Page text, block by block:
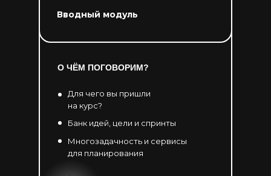
Вводный модуль
О ЧЁМ ПОГОВОРИМ?
Для чего вы пришли
на курс?
Банк идей, цели и спринты
Многозадачность и сервисы
для планирования